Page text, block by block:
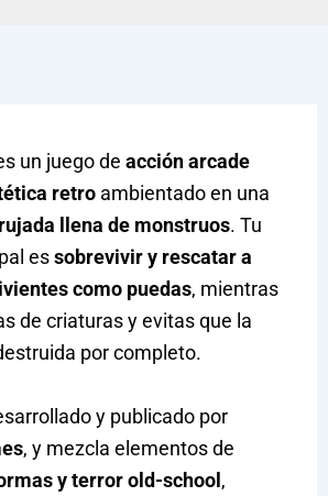
un juego de acción arcade
retroambientado en una
llena de monstruos. Tu
essobrevivir y rescatar a
como puedas, mientras
de criaturas y evitas que la
por completo.
y publicado por
, y mezcla elementos de
y terror old-school,